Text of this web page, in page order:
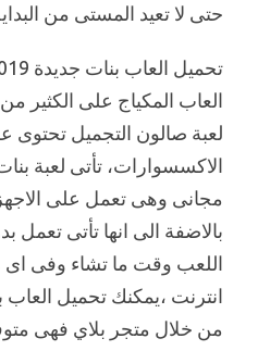
حتى لا تعيد المستى من
العاب المكياج على الكثير
لعبة صالون التجميل تحتوى
الاكسسوارات، تأتى لعبة
مجانى وهى تعمل على
بالاضفة الى انها تأتى
اللعب وقت ما تشاء وفى اى
انترنت ،يمكنك تحميل
من خلال متجر بلاي فهى